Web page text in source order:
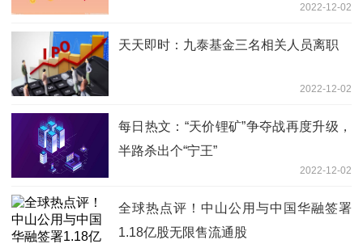
2022-12-02
天天即时：九泰基金三名相关人员离职
2022-12-02
每日热文：“天价锂矿”争夺战再度升级，
半路杀出个“宁王”
2022-12-02
全球热点评！中山公用与中国华融签署
1.18亿股无限售流通股